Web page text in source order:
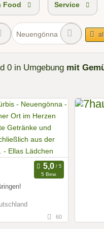
Food Service
Neuengönna
0 in Umgebung mit
5 Bew.
60